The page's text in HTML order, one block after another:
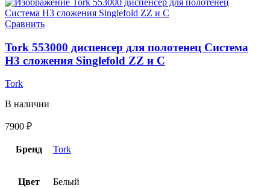
Сравнить
Tork 553000 диспенсер для полотенец Система
H3 сложения Singlefold ZZ и С
Tork
В наличии
7900 ₽
Бренд Tork
Цвет Белый